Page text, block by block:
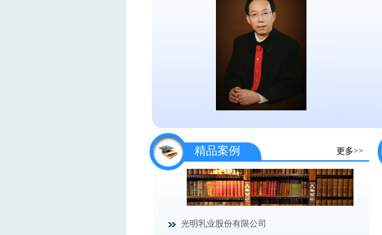
更多>>
精品案例
光明乳业股份有限公司